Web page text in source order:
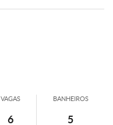
VAGAS
6
BANHEIROS
5